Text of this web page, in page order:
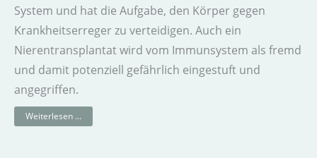
System und hat die Aufgabe, den Körper gegen
Krankheitserreger zu verteidigen. Auch ein
Nierentransplantat wird vom Immunsystem als fremd
und damit potenziell gefährlich eingestuft und
angegriffen.
Weiterlesen ...